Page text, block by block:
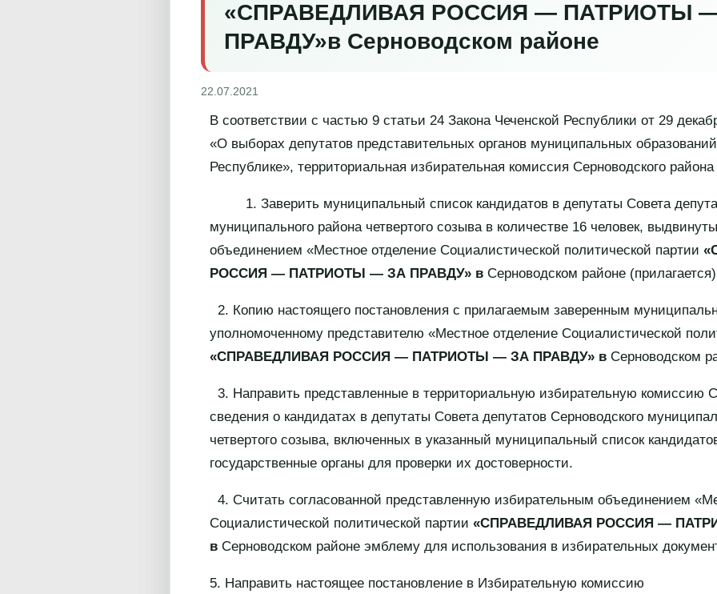
«СПРАВЕДЛИВАЯ РОССИЯ — ПАТРИОТЫ
ПРАВДУ»в Серноводском районе
22.07.2021
В соответствии с частью 9 статьи 24 Закона Чеченской Республики от 29
«О выборах депутатов представительных органов муниципальных
Республике», территориальная избирательная комиссия Серноводского района
1. Заверить муниципальный список кандидатов в депутаты Совета
муниципального района четвертого созыва в количестве 16 человек,
объединением «Местное отделение Социалистической политической партии
РОССИЯ — ПАТРИОТЫ — ЗА ПРАВДУ» в Серноводском районе
2. Копию настоящего постановления с прилагаемым заверенным
уполномоченному представителю «Местное отделение Социалистической
«СПРАВЕДЛИВАЯ РОССИЯ — ПАТРИОТЫ — ЗА ПРАВДУ» в Серноводском
3. Направить представленные в территориальную избирательную комиссию
сведения о кандидатах в депутаты Совета депутатов Серноводского
четвертого созыва, включенных в указанный муниципальный список
государственные органы для проверки их достоверности.
4. Считать согласованной представленную избирательным объединением
Социалистической политической партии «СПРАВЕДЛИВАЯ РОССИЯ —
в Серноводском районе эмблему для использования в избирательных
5. Направить настоящее постановление в Избирательную комиссию